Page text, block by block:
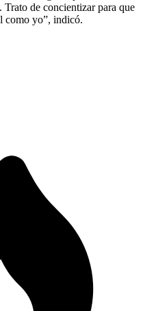
de concientizar para que
como yo”, indicó.